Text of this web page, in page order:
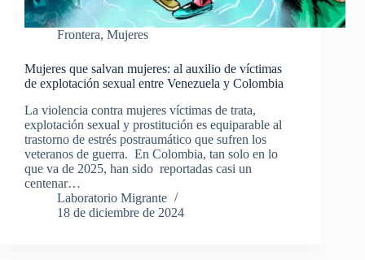
Frontera, Mujeres
Mujeres que salvan mujeres: al auxilio de víctimas
de explotación sexual entre Venezuela y Colombia
La violencia contra mujeres víctimas de trata,
explotación sexual y prostitución es equiparable al
trastorno de estrés postraumático que sufren los
veteranos de guerra. En Colombia, tan solo en lo
que va de 2025, han sido reportadas casi un
centenar…
Laboratorio Migrante
18 de diciembre de 2024